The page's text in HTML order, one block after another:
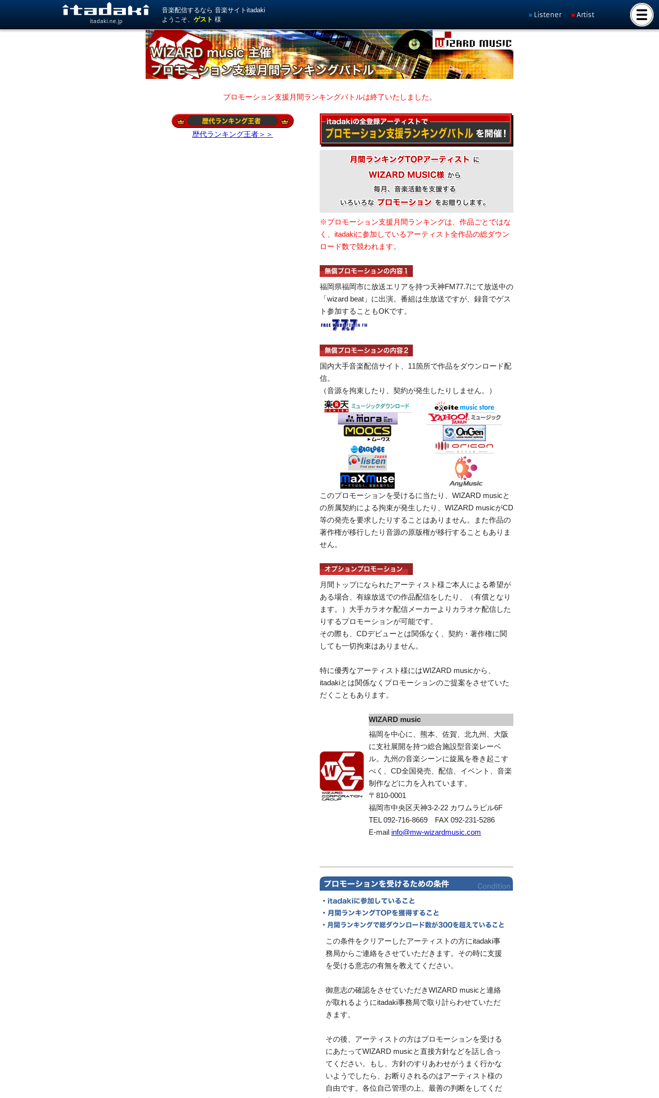
itadaki.ne.jp
音楽配信するなら 音楽サイトitadaki
ようこそ、ゲスト 様
Listener Artist
プロモーション支援月間ランキングバトルは終了いたしました。
歴代ランキング王者＞＞
※プロモーション支援月間ランキングは、作品ごとではな
く、itadakiに参加しているアーティスト全作品の総ダウン
ロード数で競われます。
福岡県福岡市に放送エリアを持つ天神FM77.7にて放送中の
「wizard beat」に出演。番組は生放送ですが、録音でゲス
ト参加することもOKです。
国内大手音楽配信サイト、11箇所で作品をダウンロード配
信。
（音源を拘束したり、契約が発生したりしません。）
このプロモーションを受けるに当たり、WIZARD musicと
の所属契約による拘束が発生したり、WIZARD musicがCD
等の発売を要求したりすることはありません。また作品の
著作権が移行したり音源の原版権が移行することもありま
せん。
月間トップになられたアーティスト様ご本人による希望が
ある場合、有線放送での作品配信をしたり、（有償となり
ます。）大手カラオケ配信メーカーよりカラオケ配信した
りするプロモーションが可能です。
その際も、CDデビューとは関係なく、契約・著作権に関
しても一切拘束はありません。
特に優秀なアーティスト様にはWIZARD musicから、
itadakiとは関係なくプロモーションのご提案をさせていた
だくこともあります。
WIZARD music
福岡を中心に、熊本、佐賀、北九州、大阪
に支社展開を持つ総合施設型音楽レーベ
ル。九州の音楽シーンに旋風を巻き起こす
べく、CD全国発売、配信、イベント、音楽
制作などに力を入れています。
〒810-0001
福岡市中央区天神3-2-22 カワムラビル6F
TEL 092-716-8669 FAX 092-231-5286
E-mail info@mw-wizardmusic.com
この条件をクリアーしたアーティストの方にitadaki事
務局からご連絡をさせていただきます。その時に支援
を受ける意志の有無を教えてください。
御意志の確認をさせていただきWIZARD musicと連絡
が取れるようにitadaki事務局で取り計らわせていただ
きます。
その後、アーティストの方はプロモーションを受ける
にあたってWIZARD musicと直接方針などを話し合っ
てください。もし、方針のすりあわせがうまく行かな
いようでしたら、お断りされるのはアーティスト様の
自由です。各位自己管理の上、最善の判断をしてくだ